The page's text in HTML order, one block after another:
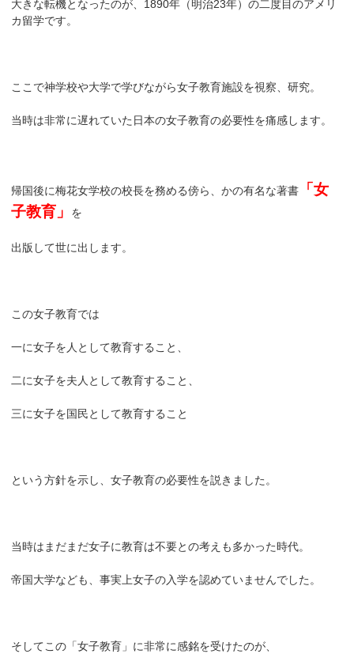
大きな転機となったのが、1890年（明治23年）の二度目のアメリ
カ留学です。
ここで神学校や大学で学びながら女子教育施設を視察、研究。
当時は非常に遅れていた日本の女子教育の必要性を痛感します。
帰国後に梅花女学校の校長を務める傍ら、かの有名な著書
「女
子教育」
を
出版して世に出します。
この女子教育では
一に女子を人として教育すること、
二に女子を夫人として教育すること、
三に女子を国民として教育すること
という方針を示し、女子教育の必要性を説きました。
当時はまだまだ女子に教育は不要との考えも多かった時代。
帝国大学なども、事実上女子の入学を認めていませんでした。
そしてこの「女子教育」に非常に感銘を受けたのが、